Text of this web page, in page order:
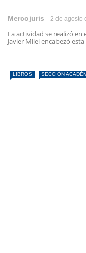
Mercojuris 2 de agosto
La actividad se realizó en
Javier Milei encabezó
LIBROS SECCIÓN